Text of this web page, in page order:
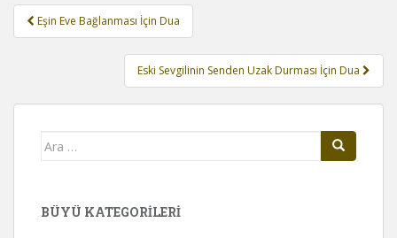
Yazı
gezinmesi
Eşin Eve Bağlanması İçin Dua
Eski Sevgilinin Senden Uzak Durması İçin Dua
Arama
BÜYÜ KATEGORILERI